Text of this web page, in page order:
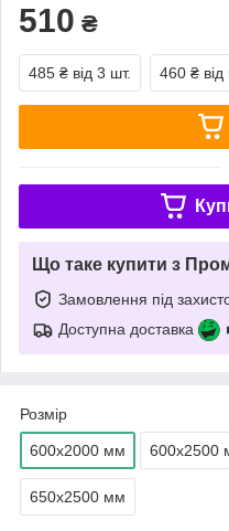
510 ₴
485 ₴ від 3 шт. 460 ₴
Що таке купити з
Замовлення під
Доступна доставка
Розмір
600х2000 мм 600х2500
650х2500 мм